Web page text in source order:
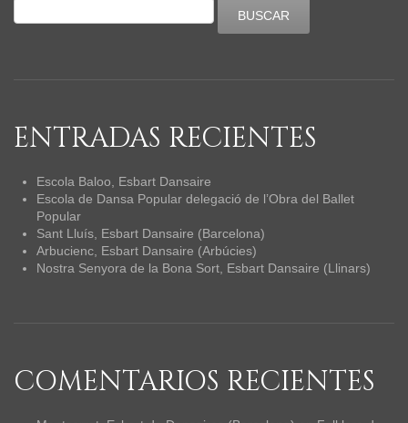
ENTRADAS RECIENTES
Escola Baloo, Esbart Dansaire
Escola de Dansa Popular delegació de l’Obra del Ballet
Popular
Sant Lluís, Esbart Dansaire (Barcelona)
Arbucienc, Esbart Dansaire (Arbúcies)
Nostra Senyora de la Bona Sort, Esbart Dansaire (Llinars)
COMENTARIOS RECIENTES